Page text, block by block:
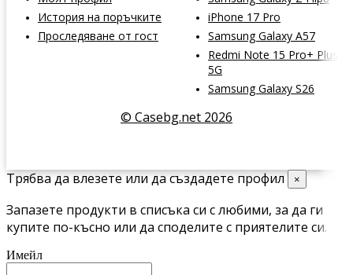
История на поръчките
Проследяване от гост
iPhone 17 Pro
Samsung Galaxy A57
Redmi Note 15 Pro+ Plus
5G
Samsung Galaxy S26
© Casebg.net 2026
Трябва да влезете или да създадете профил ×
Запазете продукти в списъка си с любими, за да ги
купите по-късно или да споделите с приятелите си.
Имейл